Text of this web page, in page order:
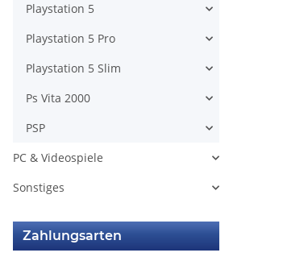
Playstation 5
Playstation 5 Pro
Playstation 5 Slim
Ps Vita 2000
PSP
PC & Videospiele
Sonstiges
Zahlungsarten